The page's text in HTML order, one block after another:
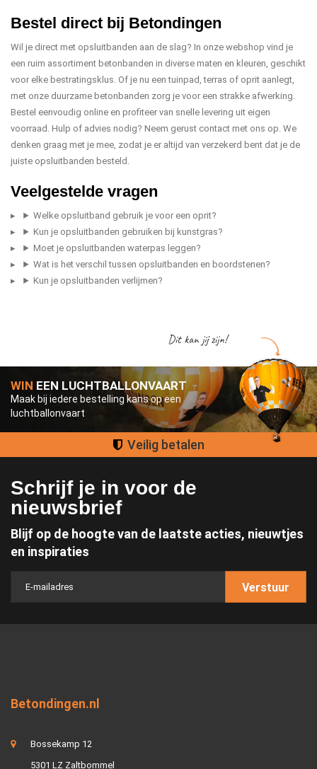
Bestel direct bij Betondingen
Wil je direct met opsluitbanden aan de slag? In onze webshop vind je
een ruim assortiment betonbanden in diverse maten en kleuren, geschikt
voor elke bestratingsklus. Of je nu een tuinpad, terras of oprit aanlegt,
met onze duurzame betonbanden zorg je voor een strakke afwerking.
Bestel eenvoudig online en profiteer van snelle levering uit eigen
voorraad. Hulp of advies nodig? Neem gerust contact met ons op. We
denken graag met je mee, zodat je er altijd van verzekerd bent dat je de
juiste opsluitbanden besteld.
Veelgestelde vragen
Welke opsluitband gebruik je voor een oprit?
Kun je opsluitbanden gebruiken bij kunstgras?
Moet je opsluitbanden waterpas leggen?
Wat is het verschil tussen opsluitbanden en boordstenen?
Kun je opsluitbanden verlijmen?
WIN EEN LUCHTBALLONVAART
Maak bij iedere bestelling kans op een
luchtballonvaart
Dit kan jij zijn!
Groot assortiment
Schrijf je in voor de
nieuwsbrief
Blijf op de hoogte van de laatste acties, nieuwtjes
en inspiraties
Verstuur
Betondingen.nl
Bossekamp 12
5301 LZ Zaltbommel